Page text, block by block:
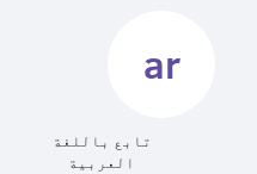
ar
تابع باللغة
العربية